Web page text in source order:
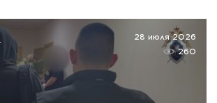
28 июля 2026
260